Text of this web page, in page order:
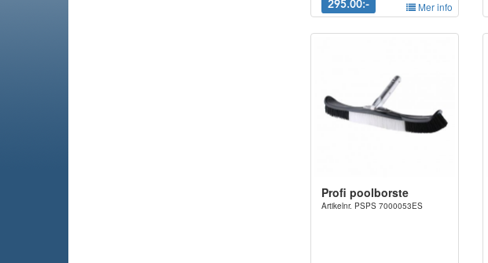
295.00:- Mer info
Profi poolborste
Artikelnr. PSPS 7000053ES